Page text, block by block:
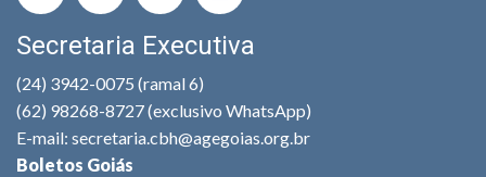
Secretaria Executiva
(24) 3942-0075 (ramal 6)
(62) 98268-8727 (exclusivo WhatsApp)
E-mail: secretaria.cbh@agegoias.org.br
Boletos Goiás